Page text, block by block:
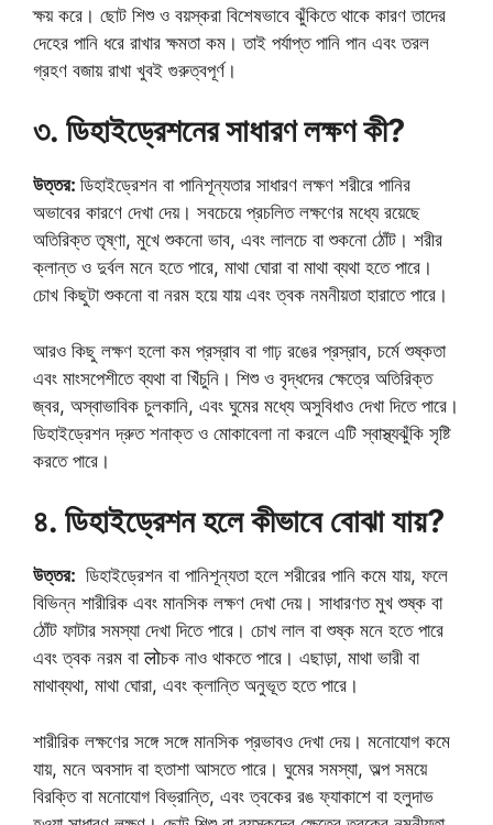
ক্ষয় করে। ছোট শিশু ও বয়স্করা বিশেষভাবে ঝুঁকিতে থাকে কারণ তাদের
দেহের পানি ধরে রাখার ক্ষমতা কম। তাই পর্যাপ্ত পানি পান এবং তরল
গ্রহণ বজায় রাখা খুবই গুরুত্বপূর্ণ।
৩. ডিহাইড্রেশনের সাধারণ লক্ষণ কী?
উত্তর: ডিহাইড্রেশন বা পানিশূন্যতার সাধারণ লক্ষণ শরীরে পানির
অভাবের কারণে দেখা দেয়। সবচেয়ে প্রচলিত লক্ষণের মধ্যে রয়েছে
অতিরিক্ত তৃষ্ণা, মুখে শুকনো ভাব, এবং লালচে বা শুকনো ঠোঁট। শরীর
ক্লান্ত ও দুর্বল মনে হতে পারে, মাথা ঘোরা বা মাথা ব্যথা হতে পারে।
চোখ কিছুটা শুকনো বা নরম হয়ে যায় এবং ত্বক নমনীয়তা হারাতে পারে।
আরও কিছু লক্ষণ হলো কম প্রস্রাব বা গাঢ় রঙের প্রস্রাব, চর্মে শুষ্কতা
এবং মাংসপেশীতে ব্যথা বা খিঁচুনি। শিশু ও বৃদ্ধদের ক্ষেত্রে অতিরিক্ত
জ্বর, অস্বাভাবিক চুলকানি, এবং ঘুমের মধ্যে অসুবিধাও দেখা দিতে পারে।
ডিহাইড্রেশন দ্রুত শনাক্ত ও মোকাবেলা না করলে এটি স্বাস্থ্যঝুঁকি সৃষ্টি
করতে পারে।
৪. ডিহাইড্রেশন হলে কীভাবে বোঝা যায়?
উত্তর: ডিহাইড্রেশন বা পানিশূন্যতা হলে শরীরের পানি কমে যায়, ফলে
বিভিন্ন শারীরিক এবং মানসিক লক্ষণ দেখা দেয়। সাধারণত মুখ শুষ্ক বা
ঠোঁট ফাটার সমস্যা দেখা দিতে পারে। চোখ লাল বা শুষ্ক মনে হতে পারে
এবং ত্বক নরম বা लोচক নাও থাকতে পারে। এছাড়া, মাথা ভারী বা
মাথাব্যথা, মাথা ঘোরা, এবং ক্লান্তি অনুভূত হতে পারে।
শারীরিক লক্ষণের সঙ্গে সঙ্গে মানসিক প্রভাবও দেখা দেয়। মনোযোগ কমে
যায়, মনে অবসাদ বা হতাশা আসতে পারে। ঘুমের সমস্যা, অল্প সময়ে
বিরক্তি বা মনোযোগ বিভ্রান্তি, এবং ত্বকের রঙ ফ্যাকাশে বা হলুদাভ